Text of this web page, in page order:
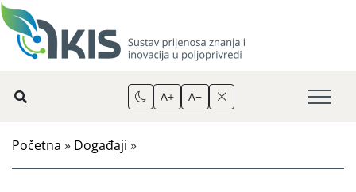
A+ A−
Početna » Događaji »